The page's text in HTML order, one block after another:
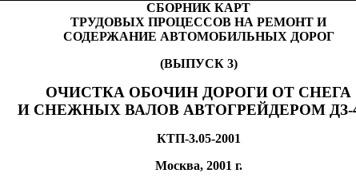
СБОРНИК КАРТ
ТРУДОВЫХ ПРОЦЕССОВ НА РЕМОНТ И
СОДЕРЖАНИЕ АВТОМОБИЛЬНЫХ ДОРОГ
(ВЫПУСК 3)
ОЧИСТКА ОБОЧИН ДОРОГИ ОТ СНЕГА
И СНЕЖНЫХ ВАЛОВ АВТОГРЕЙДЕРОМ ДЗ-
КТП-3.05-2001
Москва, 2001 г.